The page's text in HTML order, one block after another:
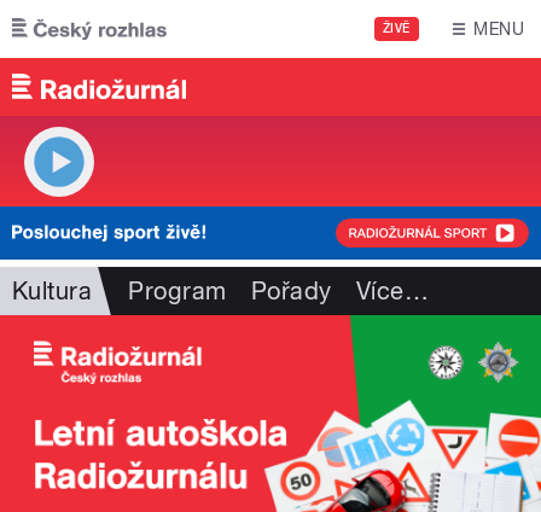
Přejít k hlavnímu obsahu
ŽIVĚ MENU
Kultura Program Pořady Více…